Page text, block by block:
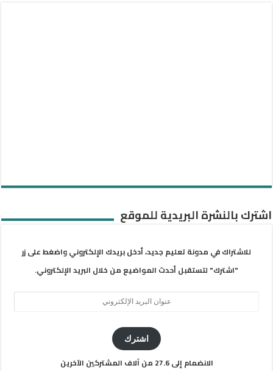
اشترك بالنشرة البريدية للموقع
للاشتراك في مدونة تعليم جديد، أدخل بريدك الإلكتروني واضغط على زر
"اشترك" لتستقبل أحدث المواضيع من خلال البريد الإلكتروني.
اشترك
الانضمام إلى 27.6 من آلاف المشتركين الآخرين